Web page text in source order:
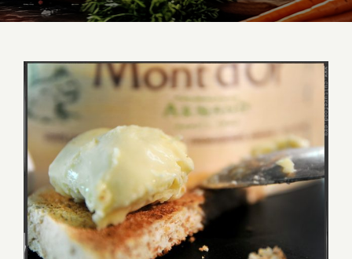
Käsewahl nach Jahreszeiten:
Winter